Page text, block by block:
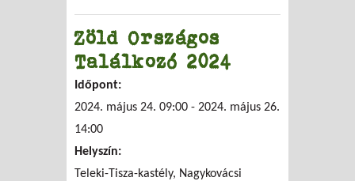
Zöld Országos
Találkozó 2024
Időpont:
2024. május 24. 09:00 - 2024. május 26.
14:00
Helyszín:
Teleki-Tisza-kastély, Nagykovácsi